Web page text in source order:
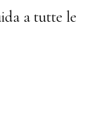
a tutte le